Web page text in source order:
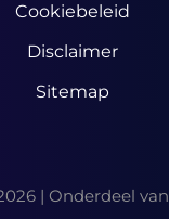
Cookiebeleid
Disclaimer
Sitemap
| Onderdeel van